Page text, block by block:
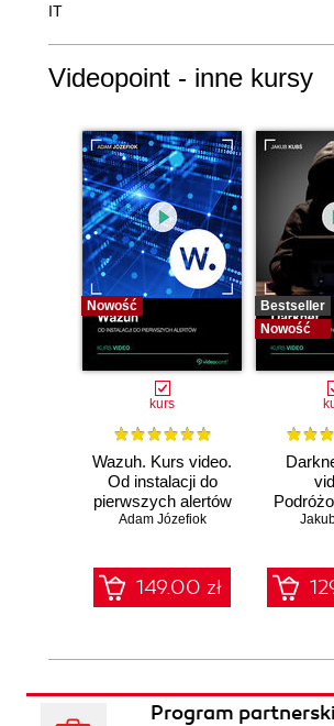
IT
Videopoint - inne kursy
Nowość
kurs
Wazuh. Kurs video.
Od instalacji do
pierwszych alertów
Adam Józefiok
149.00 zł
Bestseller
Nowość
Program